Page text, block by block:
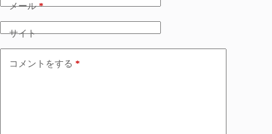
メール*
サイト
コメントをする *